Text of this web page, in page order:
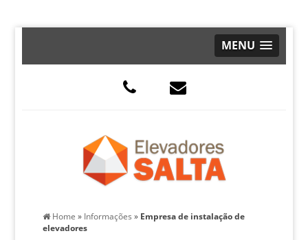
MENU
Home » Informações » Empresa de instalação de
elevadores